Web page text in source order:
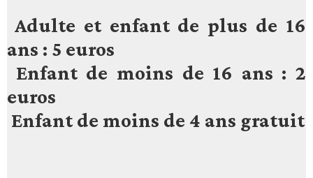
Adulte et enfant de plus de 16
ans : 5 euros
Enfant de moins de 16 ans : 2
euros
Enfant de moins de 4 ans gratuit